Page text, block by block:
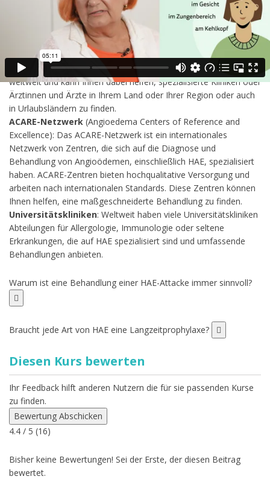
bietet etwa die Österreichische Selbsthilfegruppe für Hereditäres
Angioödem (HAE – Austria) eine Übersicht über HAE-
Spezialist:innen in Österreich.
Internationale Patientenorganisationenwie HAEi: Die
internationale Organisation HAEi unterstützt Menschen mit HAE
weltweit und kann Ihnen dabei helfen, spezialisierte Kliniken oder
Ärztinnen und Ärzte in Ihrem Land oder Ihrer Region oder auch
in Urlaubsländern zu finden.
ACARE-Netzwerk (Angioedema Centers of Reference and
Excellence): Das ACARE-Netzwerk ist ein internationales
Netzwerk von Zentren, die sich auf die Diagnose und
Behandlung von Angioödemen, einschließlich HAE, spezialisiert
haben. ACARE-Zentren bieten hochqualitative Versorgung und
arbeiten nach internationalen Standards. Diese Zentren können
Ihnen helfen, eine maßgeschneiderte Behandlung zu finden.
Universitätskliniken: Weltweit haben viele Universitätskliniken
Abteilungen für Allergologie, Immunologie oder seltene
Erkrankungen, die auf HAE spezialisiert sind und umfassende
Behandlungen anbieten.
Warum ist eine Behandlung einer HAE-Attacke immer sinnvoll?
Braucht jede Art von HAE eine Langzeitprophylaxe?
Diesen Kurs bewerten
Ihr Feedback hilft anderen Nutzern die für sie passenden Kurse
zu finden.
Bewertung Abschicken
4.4 / 5 (16)
Bisher keine Bewertungen! Sei der Erste, der diesen Beitrag
bewertet.